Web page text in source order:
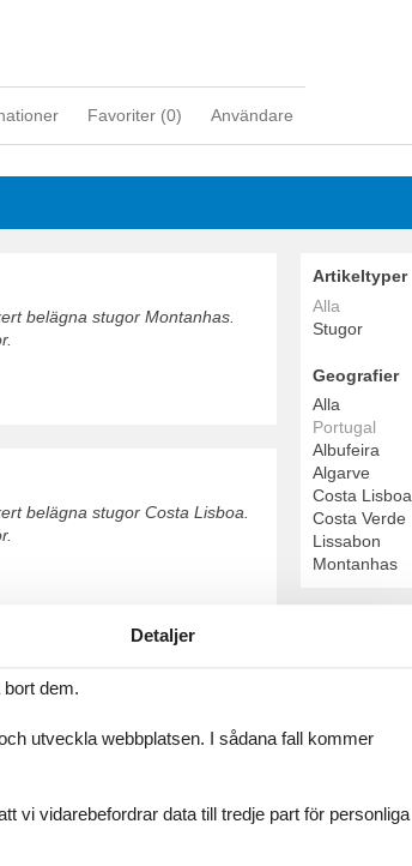
Favoriter (0) Användare
belägna stugor Montanhas.
belägna stugor Costa Lisboa.
Artikeltyper
Alla
Stugor
Geografier
Alla
Portugal
Albufeira
Algarve
Costa Lisboa
Costa Verde
Lissabon
Montanhas
Detaljer
dem.
utveckla webbplatsen. I sådana fall kommer
vi vidarebefordrar data till tredje part för personliga